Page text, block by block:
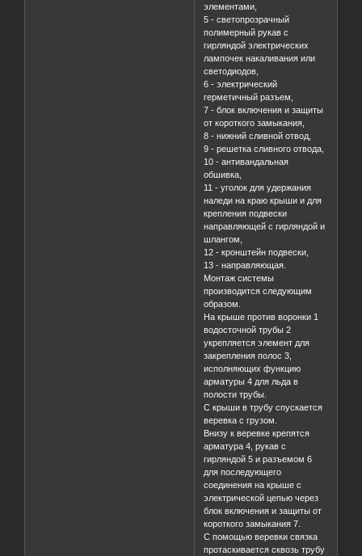
элементами,
5 - светопрозрачный
полимерный рукав с
гирляндой электрических
лампочек накаливания или
светодиодов,
6 - электрический
герметичный разъем,
7 - блок включения и защиты
от короткого замыкания,
8 - нижний сливной отвод,
9 - решетка сливного отвода,
10 - антивандальная
обшивка,
11 - уголок для удержания
наледи на краю крыши и для
крепления подвески
направляющей с гирляндой и
шлангом,
12 - кронштейн подвески,
13 - направляющая.
Монтаж системы
производится следующим
образом.
На крыше против воронки 1
водосточной трубы 2
укрепляется элемент для
закрепления полос 3,
исполняющих функцию
арматуры 4 для льда в
полости трубы.
С крыши в трубу спускается
веревка с грузом.
Внизу к веревке крепятся
арматура 4, рукав с
гирляндой 5 и разъемом 6
для последующего
соединения на крыше с
электрической цепью через
блок включения и защиты от
короткого замыкания 7.
С помощью веревки связка
протаскивается сквозь трубу